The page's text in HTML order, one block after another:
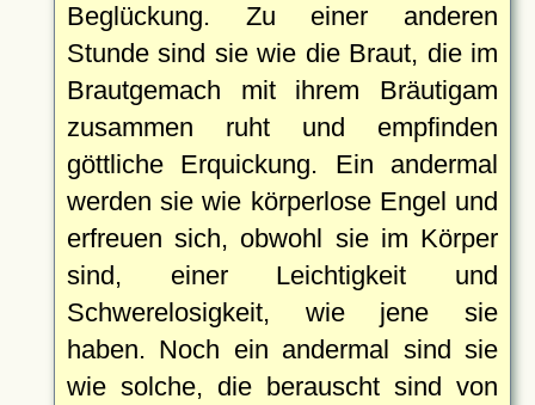
Beglückung. Zu einer anderen
Stunde sind sie wie die Braut, die im
Brautgemach mit ihrem Bräutigam
zusammen ruht und empfinden
göttliche Erquickung. Ein andermal
werden sie wie körperlose Engel und
erfreuen sich, obwohl sie im Körper
sind, einer Leichtigkeit und
Schwerelosigkeit, wie jene sie
haben. Noch ein andermal sind sie
wie solche, die berauscht sind von